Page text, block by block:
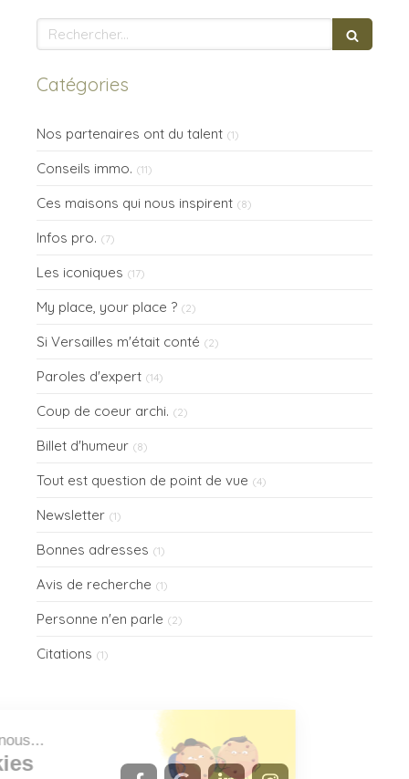
Rechercher
Catégories
Nos partenaires ont du talent (1)
Conseils immo. (11)
Ces maisons qui nous inspirent (8)
Infos pro. (7)
Les iconiques (17)
My place, your place ? (2)
Si Versailles m'était conté (2)
Paroles d'expert (14)
Coup de coeur archi. (2)
Billet d'humeur (8)
Tout est question de point de vue (4)
Newsletter (1)
Bonnes adresses (1)
Avis de recherche (1)
Personne n'en parle (2)
Citations (1)